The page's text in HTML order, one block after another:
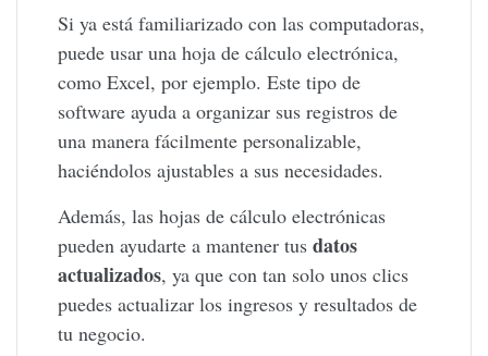
Si ya está familiarizado con las computadoras,
puede usar una hoja de cálculo electrónica,
como Excel, por ejemplo. Este tipo de
software ayuda a organizar sus registros de
una manera fácilmente personalizable,
haciéndolos ajustables a sus necesidades.
Además, las hojas de cálculo electrónicas
pueden ayudarte a mantener tusdatos
actualizados, ya que con tan solo unos clics
puedes actualizar los ingresos y resultados de
tu negocio.